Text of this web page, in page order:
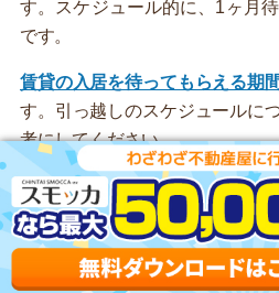
す。スケジュール的に、1ヶ月
です。
賃貸の入居を待ってもらえる期
す。引っ越しのスケジュールに
考にしてください。
賃貸物件を仮押さえできる
申し込みしたあと3日～1週